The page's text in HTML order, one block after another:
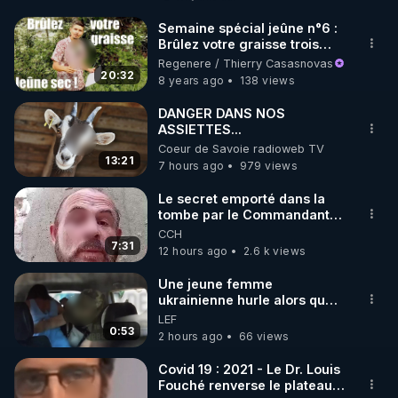
🌱 INSTAGRAM
https://www.instagram.com/rdlr_thierrycasasnovas/
http://rgnr.li/instagram
🌱 LA NEWSLETTER
Pour ne pas rater l’actualité RGNR (stages,
http://rgnr.li/news
🌱 VIDÉOS NON CENSURÉES SUR ODYSEE
Toutes les vidéos Youtube sont aussi sur la
http://rgnr.li/odysee
🌱 LES STAGES EN PRÉSENTIEL
20:32
Semaine spécial jeûne n°6 :
Brûlez votre graisse trois
fois plus vite (LE secret du
jeûne sec)
Regenere / Thierry Casasnovas
8 years ago
138 views
13:21
DANGER DANS NOS
ASSIETTES...
Coeur de Savoie radioweb TV
7 hours ago
979 views
7:31
Le secret emporté dans la
tombe par le Commandant
Cousteau le 25 juin 1997
CCH
12 hours ago
2.6 k views
0:53
Une jeune femme
ukrainienne hurle alors que
son ptit ami est brutalement
enlevé par milice Zelensky
LEF
2 hours ago
66 views
Covid 19 : 2021 - Le Dr. Louis
Fouché renverse le plateau